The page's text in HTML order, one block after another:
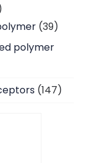
3939
polymer
147147